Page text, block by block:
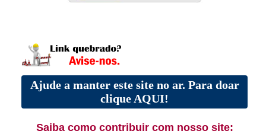
Ajude a manter este site no ar. Para doar
clique AQUI!
Saiba como contribuir com nosso site: